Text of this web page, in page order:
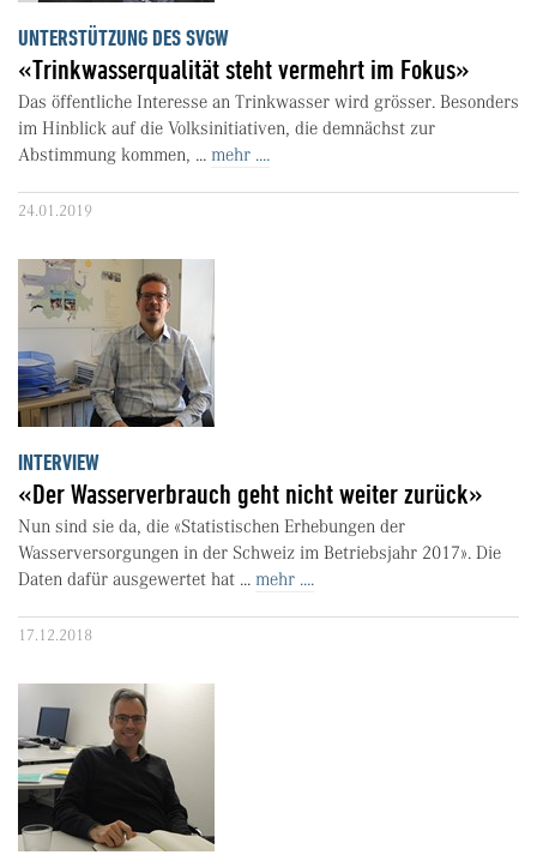
UNTERSTÜTZUNG DES SVGW
«Trinkwasserqualität steht vermehrt im Fokus»
Das öffentliche Interesse an Trinkwasser wird grösser. Besonders
im Hinblick auf die Volksinitiativen, die demnächst zur
Abstimmung kommen, ... mehr ....
24.01.2019
INTERVIEW
«Der Wasserverbrauch geht nicht weiter zurück»
Nun sind sie da, die «Statistischen Erhebungen der
Wasserversorgungen in der Schweiz im Betriebsjahr 2017». Die
Daten dafür ausgewertet hat ... mehr ....
17.12.2018